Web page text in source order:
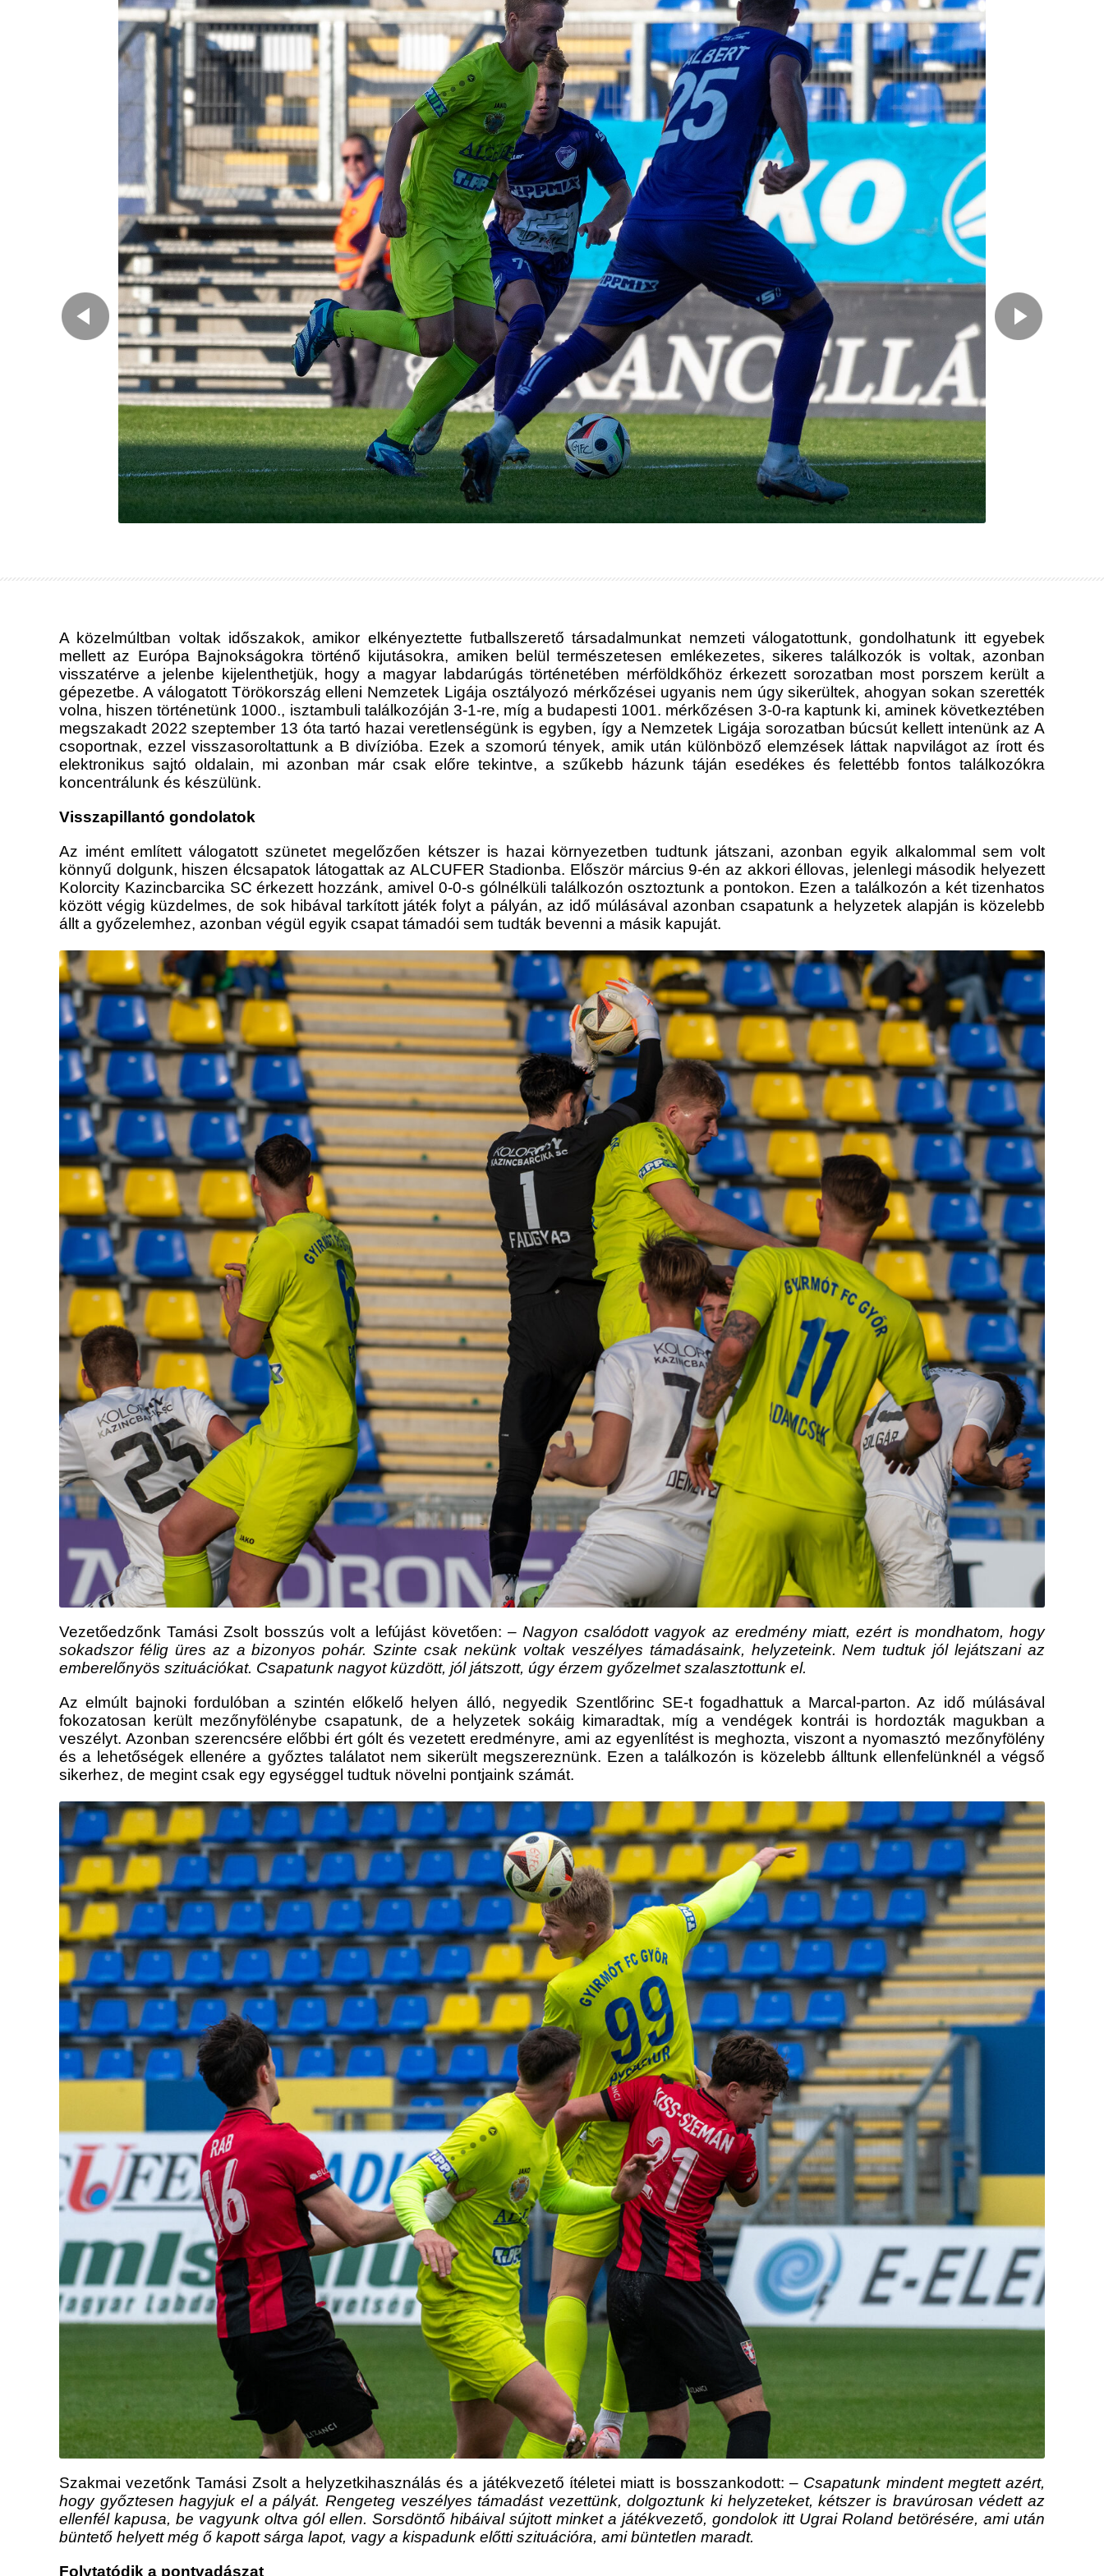
A közelmúltban voltak időszakok, amikor elkényeztette futballszerető társadalmunkat nemzeti válogatottunk, gondolhatunk itt egyebek
mellett az Európa Bajnokságokra történő kijutásokra, amiken belül természetesen emlékezetes, sikeres találkozók is voltak, azonban
visszatérve a jelenbe kijelenthetjük, hogy a magyar labdarúgás történetében mérföldkőhöz érkezett sorozatban most porszem került a
gépezetbe. A válogatott Törökország elleni Nemzetek Ligája osztályozó mérkőzései ugyanis nem úgy sikerültek, ahogyan sokan szerették
volna, hiszen történetünk 1000., isztambuli találkozóján 3-1-re, míg a budapesti 1001. mérkőzésen 3-0-ra kaptunk ki, aminek következtében
megszakadt 2022 szeptember 13 óta tartó hazai veretlenségünk is egyben, így a Nemzetek Ligája sorozatban búcsút kellett intenünk az A
csoportnak, ezzel visszasoroltattunk a B divízióba. Ezek a szomorú tények, amik után különböző elemzések láttak napvilágot az írott és
elektronikus sajtó oldalain, mi azonban már csak előre tekintve, a szűkebb házunk táján esedékes és felettébb fontos találkozókra
koncentrálunk és készülünk.
Visszapillantó gondolatok
Az imént említett válogatott szünetet megelőzően kétszer is hazai környezetben tudtunk játszani, azonban egyik alkalommal sem volt
könnyű dolgunk, hiszen élcsapatok látogattak az ALCUFER Stadionba. Először március 9-én az akkori éllovas, jelenlegi második helyezett
Kolorcity Kazincbarcika SC érkezett hozzánk, amivel 0-0-s gólnélküli találkozón osztoztunk a pontokon. Ezen a találkozón a két tizenhatos
között végig küzdelmes, de sok hibával tarkított játék folyt a pályán, az idő múlásával azonban csapatunk a helyzetek alapján is közelebb
állt a győzelemhez, azonban végül egyik csapat támadói sem tudták bevenni a másik kapuját.
Vezetőedzőnk Tamási Zsolt bosszús volt a lefújást követően: – Nagyon csalódott vagyok az eredmény miatt, ezért is mondhatom, hogy
sokadszor félig üres az a bizonyos pohár. Szinte csak nekünk voltak veszélyes támadásaink, helyzeteink. Nem tudtuk jól lejátszani az
emberelőnyös szituációkat. Csapatunk nagyot küzdött, jól játszott, úgy érzem győzelmet szalasztottunk el.
Az elmúlt bajnoki fordulóban a szintén előkelő helyen álló, negyedik Szentlőrinc SE-t fogadhattuk a Marcal-parton. Az idő múlásával
fokozatosan került mezőnyfölénybe csapatunk, de a helyzetek sokáig kimaradtak, míg a vendégek kontrái is hordozták magukban a
veszélyt. Azonban szerencsére előbbi ért gólt és vezetett eredményre, ami az egyenlítést is meghozta, viszont a nyomasztó mezőnyfölény
és a lehetőségek ellenére a győztes találatot nem sikerült megszereznünk. Ezen a találkozón is közelebb álltunk ellenfelünknél a végső
sikerhez, de megint csak egy egységgel tudtuk növelni pontjaink számát.
Szakmai vezetőnk Tamási Zsolt a helyzetkihasználás és a játékvezető ítéletei miatt is bosszankodott: – Csapatunk mindent megtett azért,
hogy győztesen hagyjuk el a pályát. Rengeteg veszélyes támadást vezettünk, dolgoztunk ki helyzeteket, kétszer is bravúrosan védett az
ellenfél kapusa, be vagyunk oltva gól ellen. Sorsdöntő hibáival sújtott minket a játékvezető, gondolok itt Ugrai Roland betörésére, ami után
büntető helyett még ő kapott sárga lapot, vagy a kispadunk előtti szituációra, ami büntetlen maradt.
Folytatódik a pontvadászat